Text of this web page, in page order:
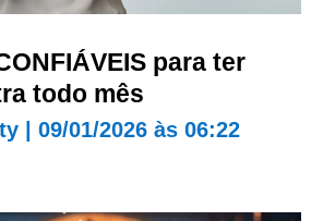
para ter
todo mês
| 09/01/2026 às 06:22